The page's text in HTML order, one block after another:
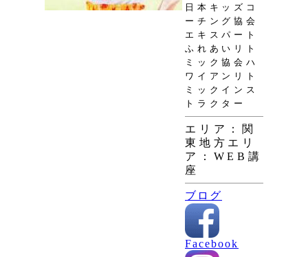
日本キッズコ
ーチング協会
エキスパート
ふれあいリト
ミック協会ハ
ワイアンリト
ミックインス
トラクター
エリア：関
東地方 エリ
ア：WEB講
座
ブログ
Facebook